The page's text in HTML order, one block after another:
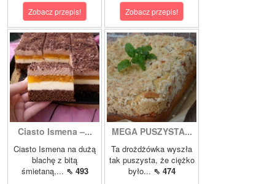
Zobacz przepis! Zobacz przepis!
Ciasto Ismena –...
Ciasto Ismena na dużą
blachę z bitą
śmietaną,... ⇖ 493
MEGA PUSZYSTA...
Ta drożdżówka wyszła
tak puszysta, że ciężko
było... ⇖ 474